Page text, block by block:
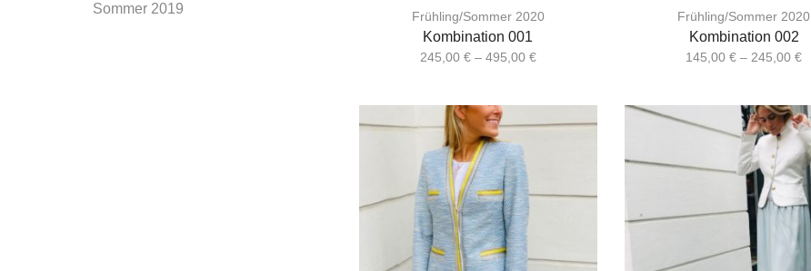
Frühling/Sommer 2020
Kombination 001
245,00 €– 495,00 €
Frühling/Sommer 2020
Kombination 002
145,00€ –245,00€
Sommer 2019